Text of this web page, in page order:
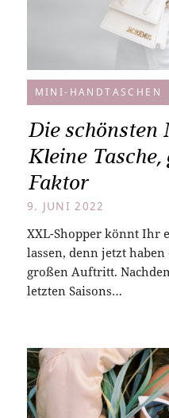
MINI-HANDTASCHEN
Die schönsten
Kleine
Faktor
9. JUNI 2022
XXL-Shopper könnt Ihr
lassen, denn jetzt
großen Auftritt.
letzten Saisons…